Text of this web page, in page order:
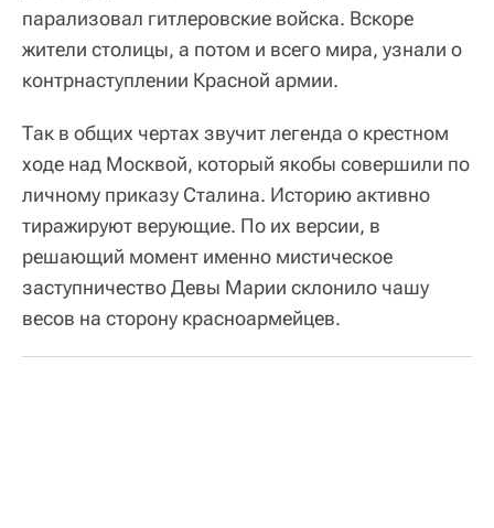
парализовал гитлеровские войска. Вскоре
жители столицы, а потом и всего мира, узнали о
контрнаступлении Красной армии.
Так в общих чертах звучит легенда о крестном
ходе над Москвой, который якобы совершили по
личному приказу Сталина. Историю активно
тиражируют верующие. По их версии, в
решающий момент именно мистическое
заступничество Девы Марии склонило чашу
весов на сторону красноармейцев.